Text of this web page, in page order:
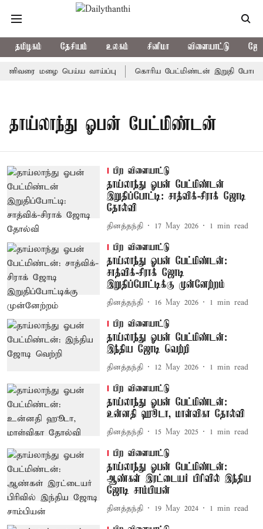
தமிழகம் தேசியம் உலகம் சினிமா விளையாட்டு
மழை பெய்ய வாய்ப்பு கொரிய பேட்மிண்டன் இறுதி
தாய்லாந்து ஓபன் பேட்மிண்டன்
பிற விளையாட்டு
தாய்லாந்து ஓபன் பேட்மிண்டன்
இறுதிப்போட்டி: சாத்விக்-சிராக் ஜோடி
தோல்வி
தினத்தந்தி 17 May 2026 1 min read
பிற விளையாட்டு
தாய்லாந்து ஓபன் பேட்மிண்டன்:
சாத்விக்-சிராக் ஜோடி
இறுதிப்போட்டிக்கு முன்னேற்றம்
தினத்தந்தி 16 May 2026 1 min read
பிற விளையாட்டு
தாய்லாந்து ஓபன் பேட்மிண்டன்:
இந்திய ஜோடி வெற்றி
தினத்தந்தி 12 May 2026 1 min read
பிற விளையாட்டு
தாய்லாந்து ஓபன் பேட்மிண்டன்:
உன்னதி ஹூடா, மாள்விகா தோல்வி
தினத்தந்தி 15 May 2025 1 min read
பிற விளையாட்டு
தாய்லாந்து ஓபன் பேட்மிண்டன்:
ஆண்கள் இரட்டையர் பிரிவில் இந்திய
ஜோடி சாம்பியன்
தினத்தந்தி 19 May 2024 1 min read